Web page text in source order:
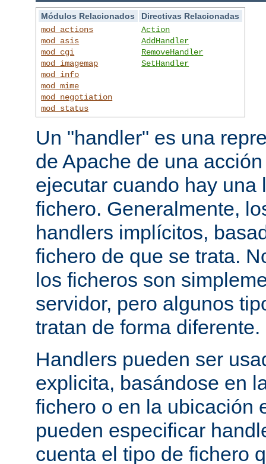
Módulos Relacionados
Directivas Relacionadas
mod_actions
mod_asis
mod_cgi
mod_imagemap
mod_info
mod_mime
mod_negotiation
mod_status
Action
AddHandler
RemoveHandler
SetHandler
Un "handler" es una
de Apache de una
ejecutar cuando hay una
fichero. Generalmente,
handlers implícitos,
fichero de que se trata.
los ficheros son
servidor, pero algunos
tratan de forma diferente.
Handlers pueden ser
explicita, basándose en
fichero o en la ubicación
pueden especificar
cuenta el tipo de fichero